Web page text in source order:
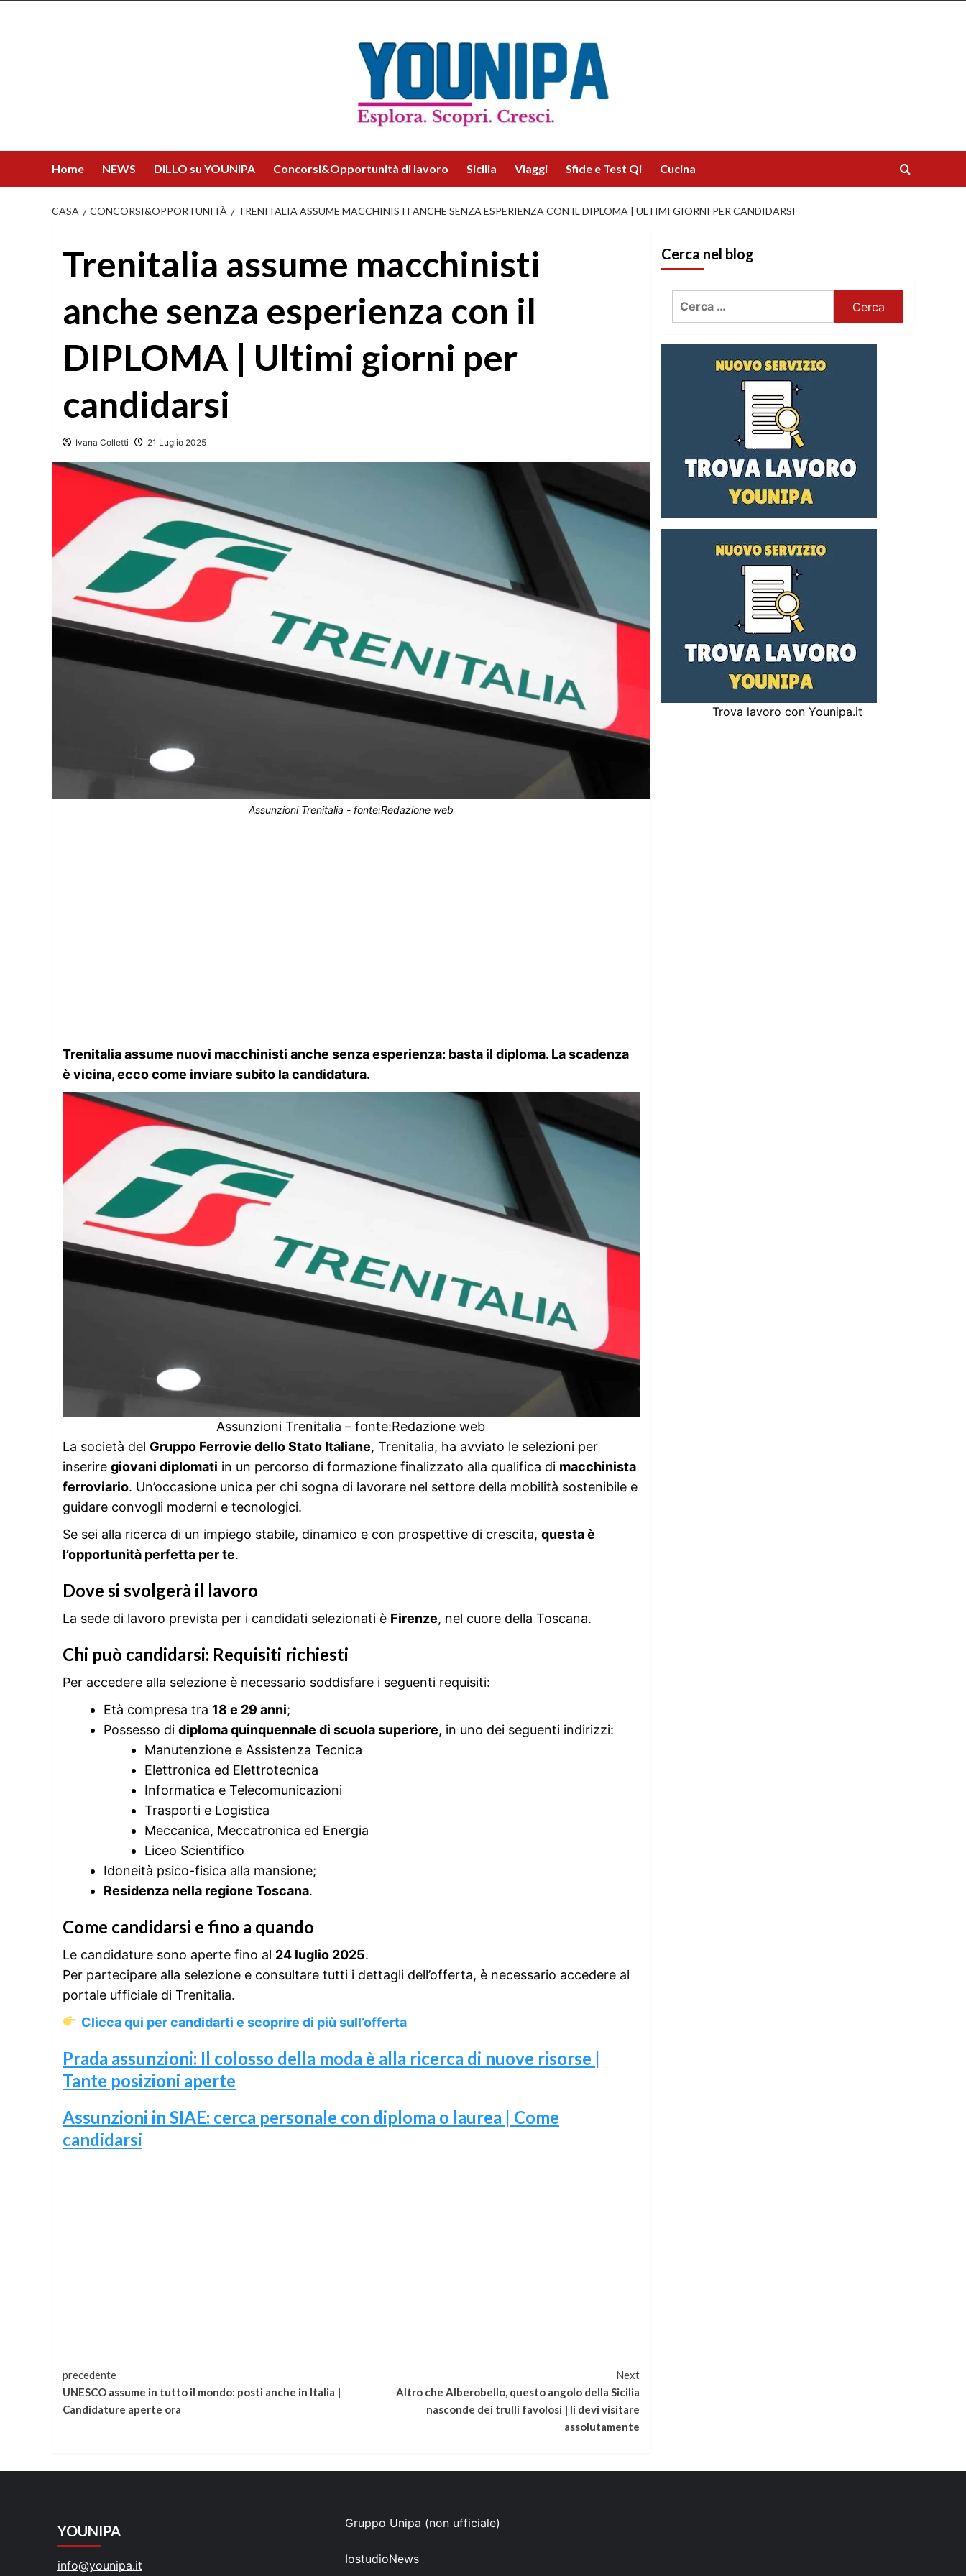
Home NEWS DILLO su YOUNIPA Concorsi&Opportunità di lavoro Sicilia Viaggi Sfide e Test Qi Cucina
CASA CONCORSI&OPPORTUNITÀ TRENITALIA ASSUME MACCHINISTI ANCHE SENZA ESPERIENZA CON IL DIPLOMA | ULTIMI GIORNI PER CANDIDARSI
Trenitalia assume macchinisti
anche senza esperienza con il
DIPLOMA | Ultimi giorni per
candidarsi
Ivana Colletti 21 Luglio 2025
Assunzioni Trenitalia - fonte:Redazione web
Trenitalia assume nuovi macchinisti anche senza esperienza: basta il diploma. La scadenza
è vicina, ecco come inviare subito la candidatura.
Assunzioni Trenitalia – fonte:Redazione web
La società del Gruppo Ferrovie dello Stato Italiane, Trenitalia, ha avviato le selezioni per
inserire giovani diplomati in un percorso di formazione finalizzato alla qualifica di macchinista
ferroviario. Un’occasione unica per chi sogna di lavorare nel settore della mobilità sostenibile e
guidare convogli moderni e tecnologici.
Se sei alla ricerca di un impiego stabile, dinamico e con prospettive di crescita, questa è
l’opportunità perfetta per te.
Dove si svolgerà il lavoro
La sede di lavoro prevista per i candidati selezionati è Firenze, nel cuore della Toscana.
Chi può candidarsi: Requisiti richiesti
Per accedere alla selezione è necessario soddisfare i seguenti requisiti:
Età compresa tra 18 e 29 anni;
Possesso di diploma quinquennale di scuola superiore, in uno dei seguenti indirizzi:
Manutenzione e Assistenza Tecnica
Elettronica ed Elettrotecnica
Informatica e Telecomunicazioni
Trasporti e Logistica
Meccanica, Meccatronica ed Energia
Liceo Scientifico
Idoneità psico-fisica alla mansione;
Residenza nella regione Toscana.
Come candidarsi e fino a quando
Le candidature sono aperte fino al 24 luglio 2025.
Per partecipare alla selezione e consultare tutti i dettagli dell’offerta, è necessario accedere al
portale ufficiale di Trenitalia.
Clicca qui per candidarti e scoprire di più sull’offerta
Prada assunzioni: Il colosso della moda è alla ricerca di nuove risorse |
Tante posizioni aperte
Assunzioni in SIAE: cerca personale con diploma o laurea | Come
candidarsi
Continua
a
precedente
UNESCO assume in tutto il mondo: posti anche in Italia |
Candidature aperte ora
Next
Altro che Alberobello, questo angolo della Sicilia
nasconde dei trulli favolosi | li devi visitare
assolutamente
Cerca nel blog
Ricerca
Trova lavoro con Younipa.it
YOUNIPA
info@younipa.it
Gruppo Unipa (non ufficiale)
IostudioNews